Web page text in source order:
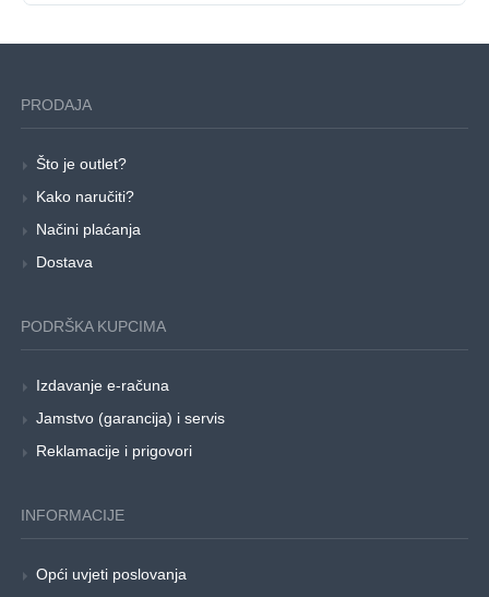
PRODAJA
Što je outlet?
Kako naručiti?
Načini plaćanja
Dostava
PODRŠKA KUPCIMA
Izdavanje e-računa
Jamstvo (garancija) i servis
Reklamacije i prigovori
INFORMACIJE
Opći uvjeti poslovanja